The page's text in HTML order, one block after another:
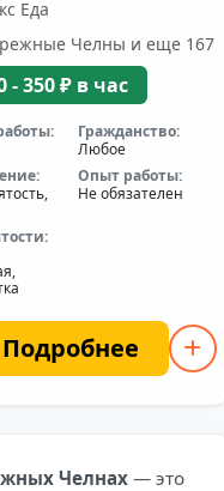
Еда
Челны и еще 167
- 350 ₽ в час
Гражданство:
Любое
Опыт работы:
Не обязателен
Подробнее
Челнах— это